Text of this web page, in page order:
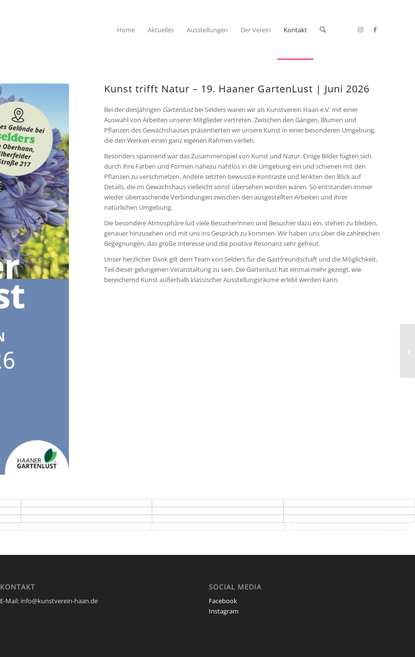
Home Aktuelles Ausstellungen Der Verein Kontakt
Kunst trifft Natur – 19. Haaner GartenLust | Juni 2026
Bei der diesjährigen Gartenlustbei Selders waren wir als Kunstverein Haan e.V. mit einer
Auswahl von Arbeiten unserer Mitglieder vertreten. Zwischen den Gängen, Blumen und
Pflanzen des Gewächshauses präsentierten wir unsere Kunst in einer besonderen Umgebung,
die den Werken einen ganz eigenen Rahmen verlieh.
Besonders spannend war das Zusammenspiel von Kunst und Natur. Einige Bilder fügten sich
durch ihre Farben und Formen nahezu nahtlos in die Umgebung ein und schienen mit den
Pflanzen zu verschmelzen. Andere setzten bewusste Kontraste und lenkten den Blick auf
Details, die im Gewächshaus vielleicht sonst übersehen worden wären. So entstanden immer
wieder überraschende Verbindungen zwischen den ausgestellten Arbeiten und ihrer
natürlichen Umgebung.
Die besondere Atmosphäre lud viele Besucherinnen und Besucher dazu ein, stehen zu bleiben,
genauer hinzusehen und mit uns ins Gespräch zu kommen. Wir haben uns über die zahlreichen
Begegnungen, das große Interesse und die positive Resonanz sehr gefreut.
Unser herzlicher Dank gilt dem Team von Selders für die Gastfreundschaft und die Möglichkeit,
Teil dieser gelungenen Veranstaltung zu sein. Die Gartenlust hat einmal mehr gezeigt, wie
bereichernd Kunst außerhalb klassischer Ausstellungsräume erlebt werden kann.
KONTAKT
E-Mail: info@kunstverein-haan.de
SOCIAL MEDIA
Facebook
Instagram